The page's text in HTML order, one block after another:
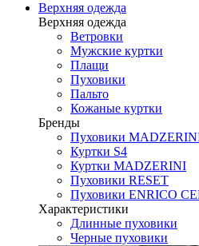
Верхняя одежда
Верхняя одежда
Ветровки
Мужские куртки
Плащи
Пуховики
Пальто
Кожаные куртки
Бренды
Пуховики
Куртки S4
Куртки MADZERINI
Пуховики RESET
Пуховики ENRICO
Характеристики
Длинные пуховики
Черные пуховики